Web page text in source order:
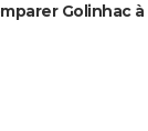
Golinhac